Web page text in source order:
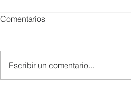
Comentarios
Escribir un comentario...